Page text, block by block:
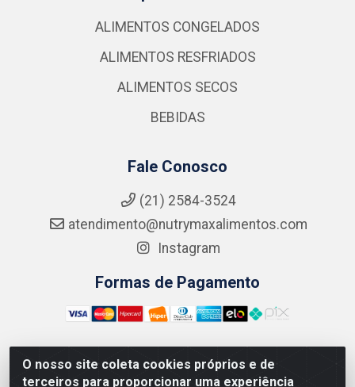
O nosso site coleta cookies próprios e de
terceiros para proporcionar uma experiência
ALIMENTOS CONGELADOS
ALIMENTOS RESFRIADOS
ALIMENTOS SECOS
BEBIDAS
Fale Conosco
(21) 2584-3524
atendimento@nutrymaxalimentos.com
Instagram
Formas de Pagamento
NUTRY MAX COMÉRCIO DE PRODUTOS ALIMENTICIOS